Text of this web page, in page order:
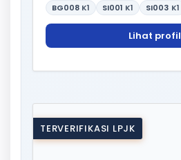
BG008 K1 SI001 K1 SI003 K1
Lihat profil
TERVERIFIKASI LPJK